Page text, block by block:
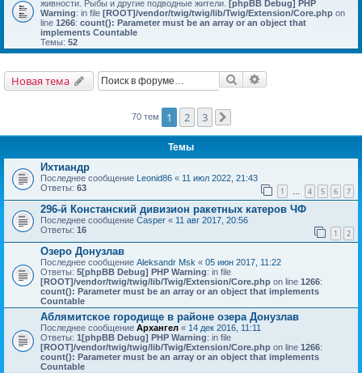
живности. Рыбы и другие подводные жители. [phpBB Debug] PHP
Warning: in file [ROOT]/vendor/twig/twig/lib/Twig/Extension/Core.php on
line 1266: count(): Parameter must be an array or an object that
implements Countable
Темы: 52
Новая тема Поиск
70 тем 1 2 3
Темы
Ихтиандр
Последнее сообщение Leonid86 « 11 июл 2022, 21:43
Ответы: 63 1 … 4 5 6 7
296-й Констанский дивизион ракетных катеров ЧФ
Последнее сообщение Casper « 11 авг 2017, 20:56
Ответы: 16 1 2
Озеро Донузлав
Последнее сообщение Aleksandr Msk « 05 июн 2017, 11:22
Ответы: 5[phpBB Debug] PHP Warning: in file
[ROOT]/vendor/twig/twig/lib/Twig/Extension/Core.php on line 1266:
count(): Parameter must be an array or an object that implements
Countable
Аблямитское городище в районе озера Донузлав
Последнее сообщение Архангел « 14 дек 2016, 11:11
Ответы: 1[phpBB Debug] PHP Warning: in file
[ROOT]/vendor/twig/twig/lib/Twig/Extension/Core.php on line 1266:
count(): Parameter must be an array or an object that implements
Countable